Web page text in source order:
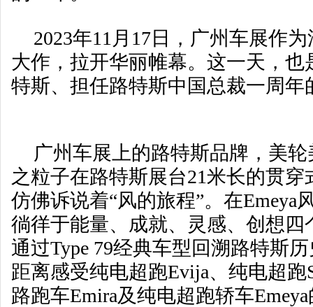
2023年11月17日，广州车展作
大作，拉开华丽帷幕。这一天，
特斯、担任路特斯中国总裁一周年
广州车展上的路特斯品牌，美
之粒子在路特斯展台21米长的贯
仿佛诉说着“风的旅程”。在Emeya
徜徉于能量、成就、灵感、创想四
通过Type 79经典车型回溯路特斯
距离感受纯电超跑Evija、纯电超跑
路跑车Emira及纯电超跑轿车